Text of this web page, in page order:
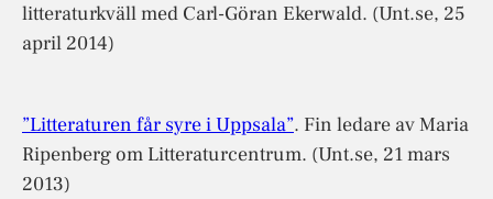
litteraturkväll med Carl-Göran Ekerwald. (Unt.se, 25
april 2014)
”Litteraturen får syre i Uppsala”. Fin ledare av Maria
Ripenberg om Litteraturcentrum. (Unt.se, 21 mars
2013)